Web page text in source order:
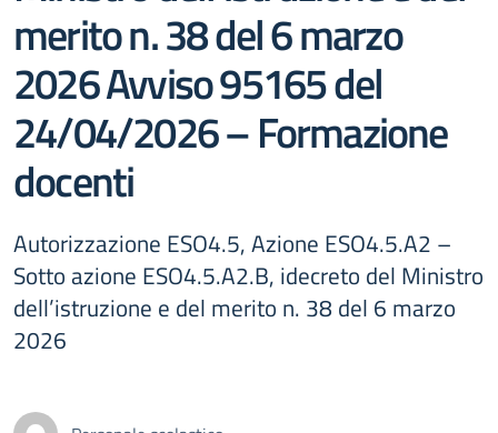
merito n. 38 del 6 marzo
2026 Avviso 95165 del
24/04/2026 – Formazione
docenti
Autorizzazione ESO4.5, Azione ESO4.5.A2 –
Sotto azione ESO4.5.A2.B, idecreto del Ministro
dell’istruzione e del merito n. 38 del 6 marzo
2026